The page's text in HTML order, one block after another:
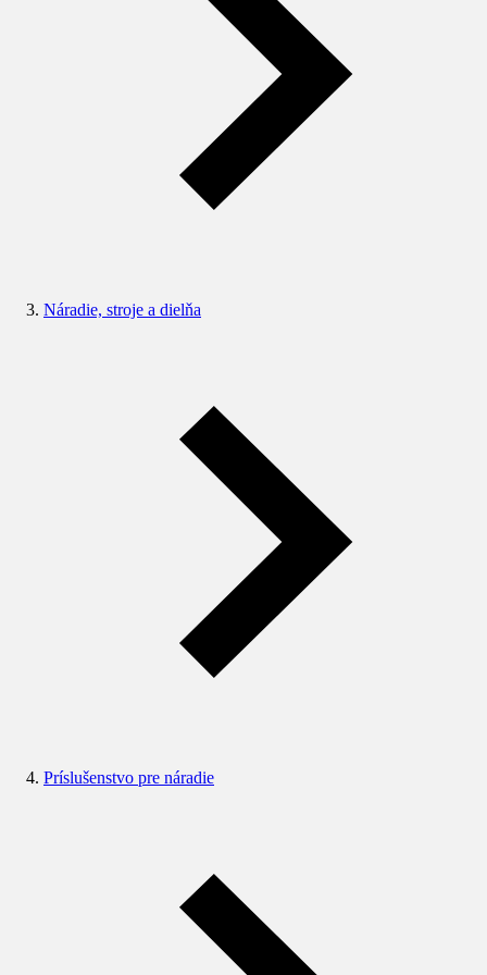
Náradie, stroje a dielňa
Príslušenstvo pre náradie